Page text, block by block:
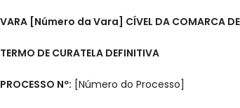
VARA [Número da Vara] CÍVEL DA COMARCA
TERMO DE CURATELA DEFINITIVA
PROCESSO Nº: [Número do Processo]